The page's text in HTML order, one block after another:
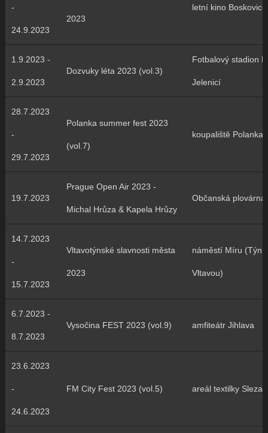
-
24.9.2023
2023
letní kino Boskovice
1.9.2023 -
2.9.2023
Dozvuky léta 2023 (vol.3)
Fotbalový stadion
Jelenicí
28.7.2023
-
29.7.2023
Polanka summer fest 2023
(vol.7)
koupaliště Polanka
19.7.2023
Prague Open Air 2023 -
Michal Hrůza & Kapela Hrůzy
Občanská plovárna
14.7.2023
-
15.7.2023
Vltavotýnské slavnosti města
2023
náměstí Míru (Týn
Vltavou)
6.7.2023 -
8.7.2023
Vysočina FEST 2023 (vol.9) amfiteátr Jihlava
23.6.2023
-
24.6.2023
FM City Fest 2023 (vol.5) areál textilky Slezan